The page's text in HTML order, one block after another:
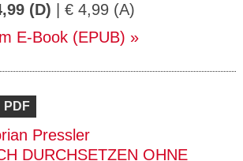
(D) | € 4,99 (A)
E-Book (EPUB)
PDF
Pressler
DURCHSETZEN OHNE